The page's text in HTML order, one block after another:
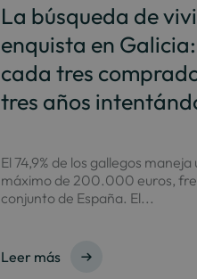
La búsqueda de
enquista en
cada tres
tres años
El 74,9% de los gallegos
máximo de 200.000 euros,
conjunto de España. El...
Leer más